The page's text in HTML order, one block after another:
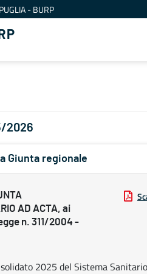
- BURP
2026
Giunta regionale
AD ACTA, ai
n. 311/2004 -
2025 del Sistema